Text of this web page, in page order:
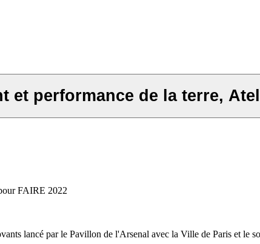
et performance de la terre,
FAIRE 2022
lancé par le Pavillon de l'Arsenal avec la Ville de Paris et le